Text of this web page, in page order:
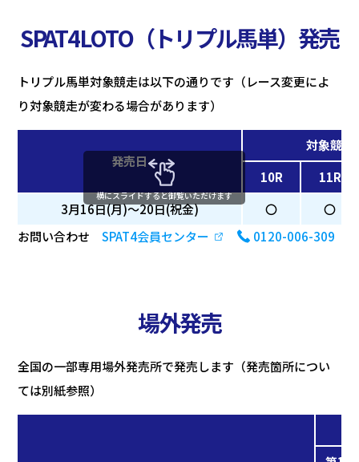
SPAT4LOTO（トリプル馬単）発売
トリプル馬単対象競走は以下の通りです（レース変更によ
り対象競走が変わる場合があります）
発売日
対象競走
10R
11R
3月16日(月)～20日(祝金)
〇 〇
横にスライドすると御覧いただけます
お問い合わせSPAT4会員センター 0120-006-309
場外発売
全国の一部専用場外発売所で発売します（発売箇所につい
ては別紙参照）